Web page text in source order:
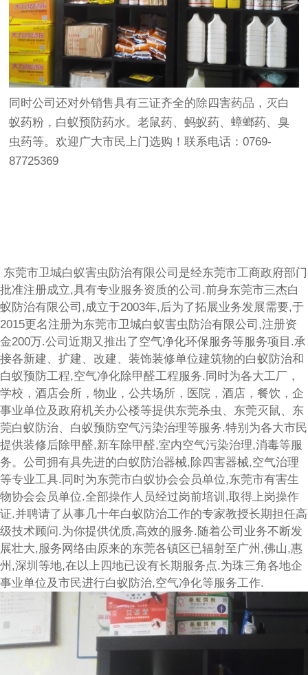
同时公司还对外销售具有三证齐全的除四害药品，灭白
蚁药粉，白蚁预防药水。老鼠药、蚂蚁药、蟑螂药、臭
虫药等。欢迎广大市民上门选购！联系电话：0769-
87725369
东莞市卫城白蚁害虫防治有限公司是经东莞市工商政府部门
批准注册成立,具有专业服务资质的公司.前身东莞市三杰白
蚁防治有限公司,成立于2003年,后为了拓展业务发展需要,于
2015更名注册为东莞市卫城白蚁害虫防治有限公司,注册资
金200万.公司近期又推出了空气净化环保服务等服务项目.承
接各新建、扩建、改建、装饰装修单位建筑物的白蚁防治和
白蚁预防工程,空气净化除甲醛工程服务.同时为各大工厂，
学校，酒店会所，物业，公共场所，医院，酒店，餐饮，企
事业单位及政府机关办公楼等提供东莞杀虫、东莞灭鼠、东
莞白蚁防治、白蚁预防空气污染治理等服务.特别为各大市民
提供装修后除甲醛,新车除甲醛,室内空气污染治理,消毒等服
务。公司拥有具先进的白蚁防治器械,除四害器械,空气治理
等专业工具.同时为东莞市白蚁协会会员单位,东莞市有害生
物协会会员单位.全部操作人员经过岗前培训,取得上岗操作
证.并聘请了从事几十年白蚁防治工作的专家教授长期担任高
级技术顾问.为你提供优质,高效的服务.随着公司业务不断发
展壮大,服务网络由原来的东莞各镇区已辐射至广州,佛山,惠
州,深圳等地,在以上四地已设有长期服务点.为珠三角各地企
事业单位及市民进行白蚁防治,空气净化等服务工作.